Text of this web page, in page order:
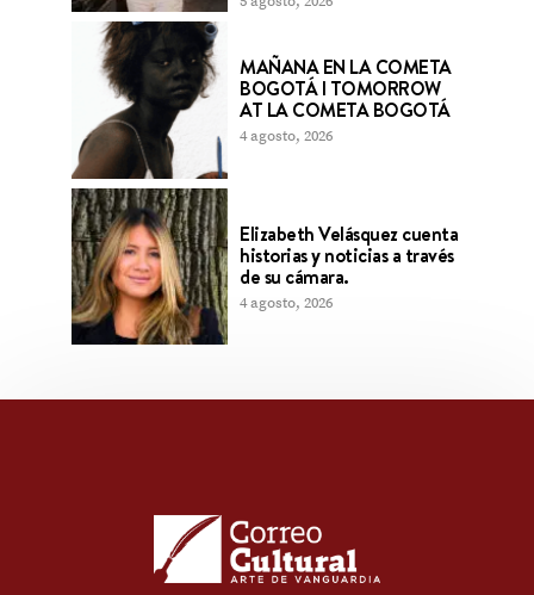
MAÑANA EN LA COMETA
BOGOTÁ l TOMORROW
AT LA COMETA BOGOTÁ
4 agosto, 2026
Elizabeth Velásquez cuenta
historias y noticias a través
de su cámara.
4 agosto, 2026